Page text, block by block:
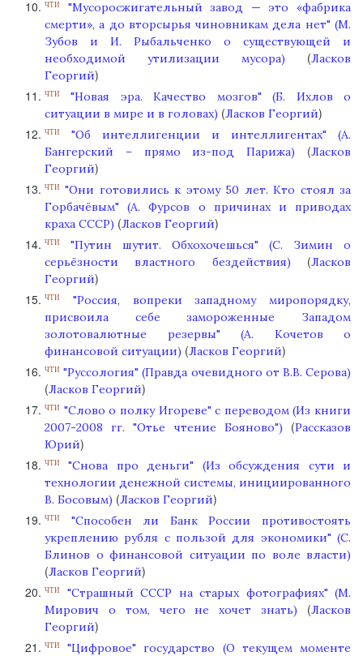
ЧТИ
"Мусоросжигательный завод — это «фабрика
смерти», а до вторсырья чиновникам дела нет" (М.
Зубов и И. Рыбальченко о существующей и
необходимой утилизации мусора)
(Ласков
Георгий)
ЧТИ
"Новая эра. Качество мозгов" (Б. Ихлов о
ситуации в мире и в головах) (Ласков Георгий)
ЧТИ
"Об интеллигенции и интеллигентах" (А.
Бангерский – прямо из-под Парижа)
(Ласков
Георгий)
ЧТИ
"Они готовились к этому 50 лет. Кто стоял за
Горбачёвым" (А. Фурсов о причинах и приводах
краха СССР) (Ласков Георгий)
ЧТИ
"Путин шутит. Обхохочешься" (С. Зимин о
серьёзности властного бездействия) (Ласков
Георгий)
ЧТИ
"Россия, вопреки западному миропорядку,
присвоила себе замороженные Западом
золотовалютные резервы" (А. Кочетов о
финансовой ситуации) (Ласков Георгий)
ЧТИ "Руссология" (Правда очевидного от В.В. Серова)
(Ласков Георгий)
ЧТИ "Слово о полку Игореве" с переводом (Из книги
2007-2008 гг. "Отье чтение Бояново")
(Рассказов
Юрий)
ЧТИ
"Снова про деньги" (Из обсуждения сути и
технологии денежной системы, инициированного
В. Босовым) (Ласков Георгий)
ЧТИ
"Способен ли Банк России противостоять
укреплению рубля с пользой для экономики" (С.
Блинов о финансовой ситуации по воле власти)
(Ласков Георгий)
ЧТИ
"Страшный СССР на старых фотографиях" (М.
Мирович о том, чего не хочет знать)
(Ласков
Георгий)
ЧТИ
"Цифровое" государство (О текущем моменте